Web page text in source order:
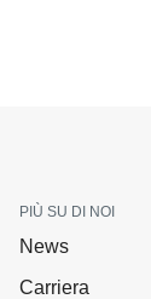
PIÙ SU DI NOI
News
Carriera